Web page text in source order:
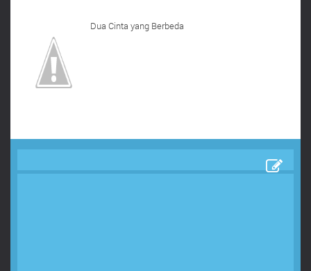
Dua Cinta yang Berbeda